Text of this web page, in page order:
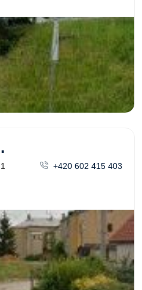
+420 602 415 403